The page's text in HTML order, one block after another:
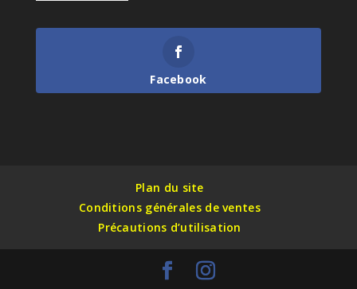
Facebook
Plan du site
Conditions générales de ventes
Précautions d’utilisation